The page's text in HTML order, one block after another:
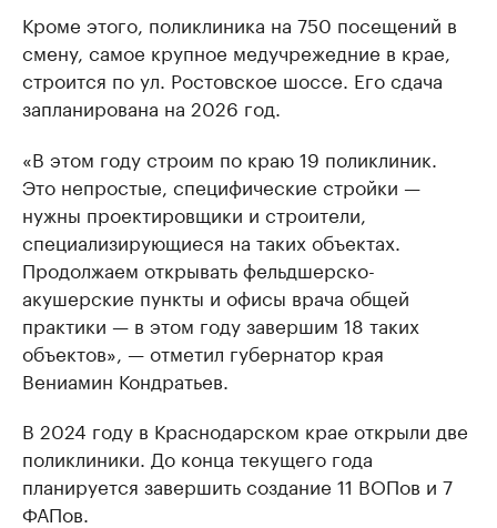
Кроме этого, поликлиника на 750 посещений в
смену, самое крупное медучрежедние в крае,
строится по ул. Ростовское шоссе. Его сдача
запланирована на 2026 год.
«В этом году строим по краю 19 поликлиник.
Это непростые, специфические стройки —
нужны проектировщики и строители,
специализирующиеся на таких объектах.
Продолжаем открывать фельдшерско-
акушерские пункты и офисы врача общей
практики — в этом году завершим 18 таких
объектов», — отметил губернатор края
Вениамин Кондратьев.
В 2024 году в Краснодарском крае открыли две
поликлиники. До конца текущего года
планируется завершить создание 11 ВОПов и 7
ФАПов.